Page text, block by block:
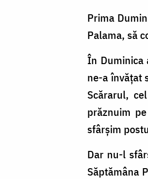
Prima
Palama, să
În Duminica
ne-a învăţat
Scărarul,
prăznuim
sfârşim
Dar nu-l
Săptămâna